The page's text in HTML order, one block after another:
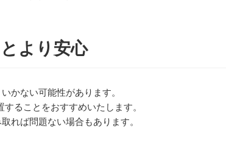
より安心
かない可能性があります。
ることをおすすめいたします。
れば問題ない場合もあります。